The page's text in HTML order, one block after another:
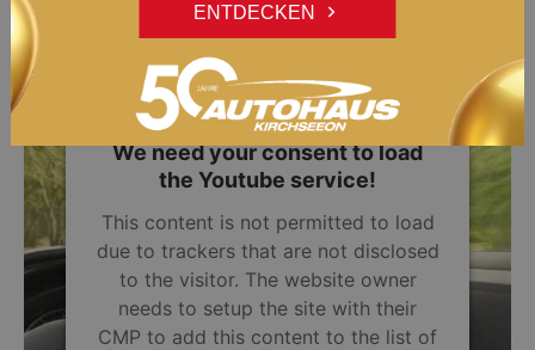
airco well® - das gesündeste Klimaanlagen-
Reinigungssystem der Welt
We need your consent to load
the Youtube service!
This content is not permitted to load
due to trackers that are not disclosed
to the visitor. The website owner
needs to setup the site with their
CMP to add this content to the list of
ENTDECKEN